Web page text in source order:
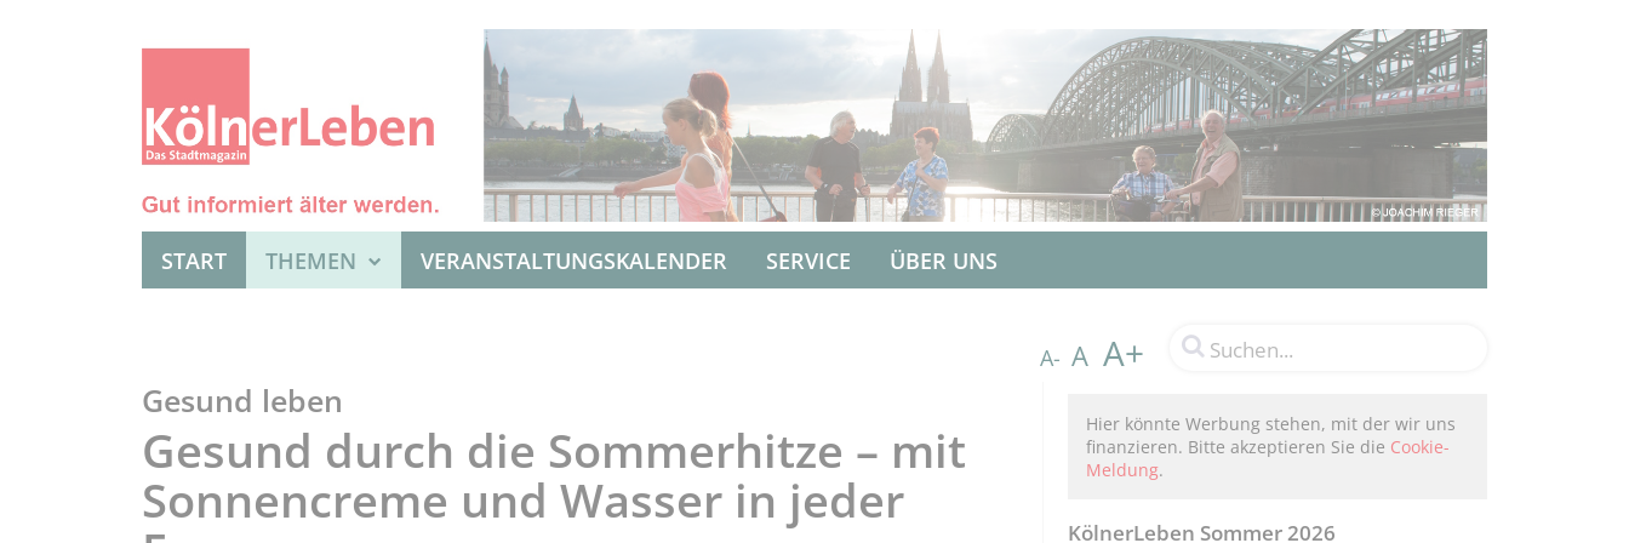
START THEMEN VERANSTALTUNGSKALENDER SERVICE ÜBER UNS
A- A A+
Gesund leben
Gesund durch die Sommerhitze – mit
Sonnencreme und Wasser in jeder
Hier könnte Werbung stehen, mit der wir uns
finanzieren. Bitte akzeptieren Sie die Cookie-
Meldung.
KölnerLeben Sommer 2026